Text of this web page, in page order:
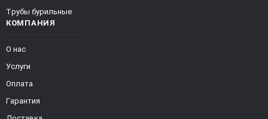
КОМПАНИЯ
О нас
Услуги
Оплата
Гарантия
Трубы бурильные